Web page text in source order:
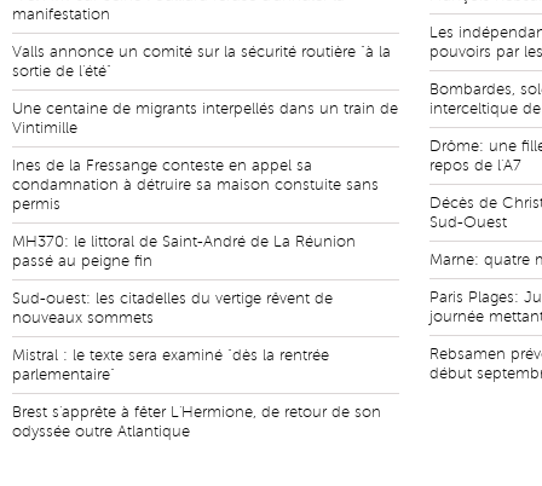
manifestation
Valls annonce un comité sur la sécurité routière "à la
sortie de l'été"
Une centaine de migrants interpellés dans un train de
Vintimille
Ines de la Fressange conteste en appel sa
condamnation à détruire sa maison constuite sans
permis
MH370: le littoral de Saint-André de La Réunion
passé au peigne fin
Sud-ouest: les citadelles du vertige rêvent de
nouveaux sommets
Mistral : le texte sera examiné "dès la rentrée
parlementaire"
Brest s'apprête à fêter L'Hermione, de retour de son
odyssée outre Atlantique
Les
pouvoirs par
Bombardes,
interceltique
Drôme: une
repos de l'A7
Décès de
Sud-Ouest
Marne: quatre
Paris Plages:
journée
Rebsamen
début